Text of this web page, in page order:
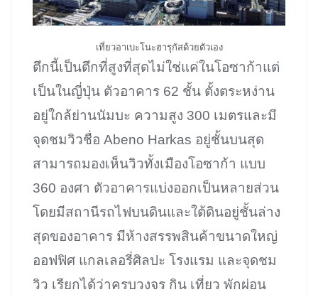
เที่ยวอาเบะโนะฮารุกัสด้วยตัวเอง
ตึกนี้เป็นตึกที่สูงที่สุดไม่ใช่แค่ในโอซาก้าแต่
เป็นในญี่ปุ่น ตัวอาคาร 62 ชั้น ตั้งตระหง่าน
อยู่ใกล้ย่านนัมบะ ความสูง 300 เมตรและมี
จุดชมวิวชื่อ Abeno Harkas อยู่ชั้นบนสุด
สามารถมองเห็นวิวทั้งเมืองโอซาก้า แบบ
360 องศา ตัวอาคารแบ่งออกเป็นหลายส่วน
โดยมีสถานีรถไฟบนดินและใต้ดินอยู่ชั้นล่าง
สุดของอาคาร มีห้างสรรพสินค้าขนาดใหญ่
ออฟฟิศ แกลเลอรี่ศิลปะ โรงแรม และจุดชม
วิว เรียกได้ว่าครบวงจร กิน เที่ยว พักผ่อน